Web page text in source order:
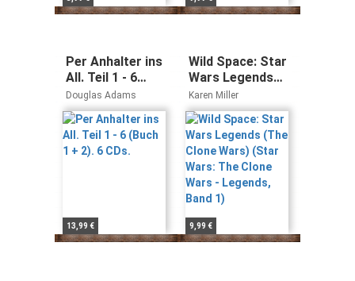
Per Anhalter ins
All. Teil 1 - 6
(Buch 1 + 2). 6
CDs.
Douglas Adams
13,99 €
Wild Space: Star
Wars Legends
(The Clone
Wars) (Star
Wars: The Clone
Wars - Legends,
Band 1)
Karen Miller
9,99 €